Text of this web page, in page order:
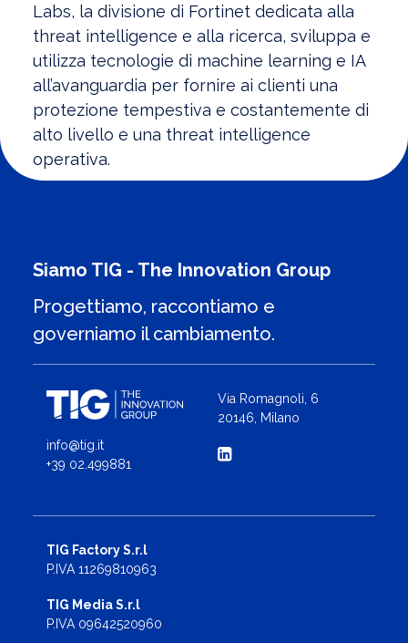
Labs, la divisione di Fortinet dedicata alla
threat intelligence e alla ricerca, sviluppa e
utilizza tecnologie di machine learning e IA
all’avanguardia per fornire ai clienti una
protezione tempestiva e costantemente di
alto livello e una threat intelligence
operativa.
Siamo TIG - The Innovation Group
Progettiamo, raccontiamo e
governiamo il cambiamento.
info@tig.it
+39 02.499881
Via Romagnoli, 6
20146, Milano
TIG Factory S.r.l
P.IVA 11269810963
TIG Media S.r.l
P.IVA 09642520960